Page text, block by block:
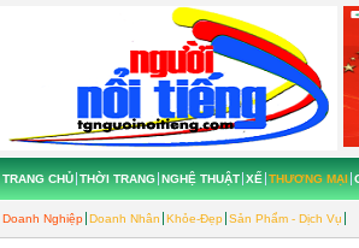
TRANG CHỦ THỜI TRANG NGHỆ THUẬT XẾ THƯƠNG MẠI
Doanh Nghiệp Doanh Nhân Khỏe-Đẹp Sản Phẩm - Dịch Vụ